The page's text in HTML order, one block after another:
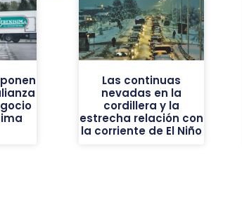
Las continuas
nevadas en la
cordillera y la
estrecha relación con
la corriente de El Niño